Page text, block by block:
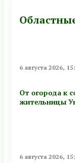
6 августа 2026,
От огорода к
жительницы
6 августа 2026,